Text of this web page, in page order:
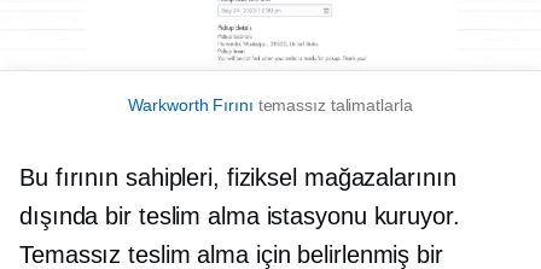
Warkworth Fırını temassız talimatlarla
Bu fırının sahipleri, fiziksel mağazalarının
dışında bir teslim alma istasyonu kuruyor.
Temassız teslim alma için belirlenmiş bir